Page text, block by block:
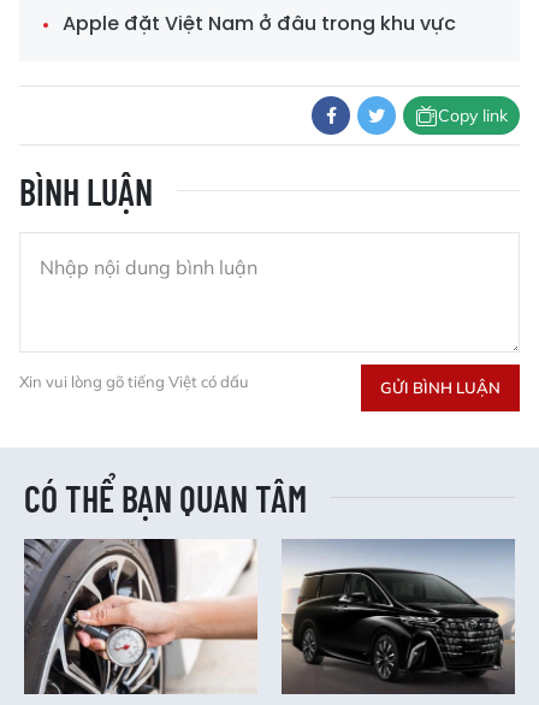
Apple đặt Việt Nam ở đâu trong khu vực
Copy link
BÌNH LUẬN
Xin vui lòng gõ tiếng Việt có dấu GỬI BÌNH LUẬN
CÓ THỂ BẠN QUAN TÂM